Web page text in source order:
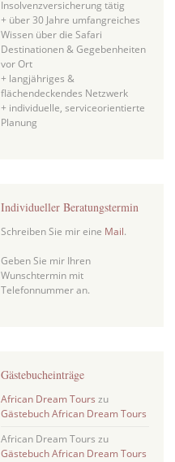
Insolvenzversicherung tätig
+ über 30 Jahre umfangreiches
Wissen über die Safari
Destinationen & Gegebenheiten
vor Ort
+ langjähriges &
flächendeckendes Netzwerk
+ individuelle, serviceorientierte
Planung
Individueller Beratungstermin
Schreiben Sie mir eine Mail.
Geben Sie mir Ihren
Wunschtermin mit
Telefonnummer an.
Gästebucheinträge
African Dream Tours zu
Gästebuch African Dream Tours
African Dream Tours zu
Gästebuch African Dream Tours